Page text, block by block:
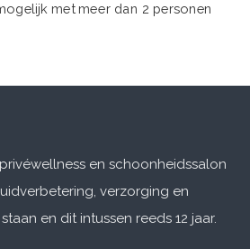
met meer dan 2 personen
en schoonheidssalon
verzorging en
en dit intussen reeds 12 jaar.